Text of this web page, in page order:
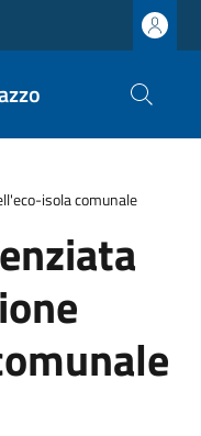
isola comunale